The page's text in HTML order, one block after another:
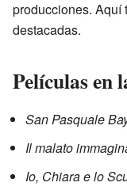
producciones. Aquí
destacadas.
Películas en
San Pasquale
Il malato
Io, Chiara e lo